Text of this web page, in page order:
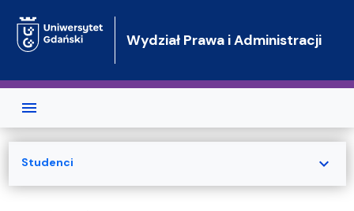
Wydział Prawa i Administracji
Studenci expand_more